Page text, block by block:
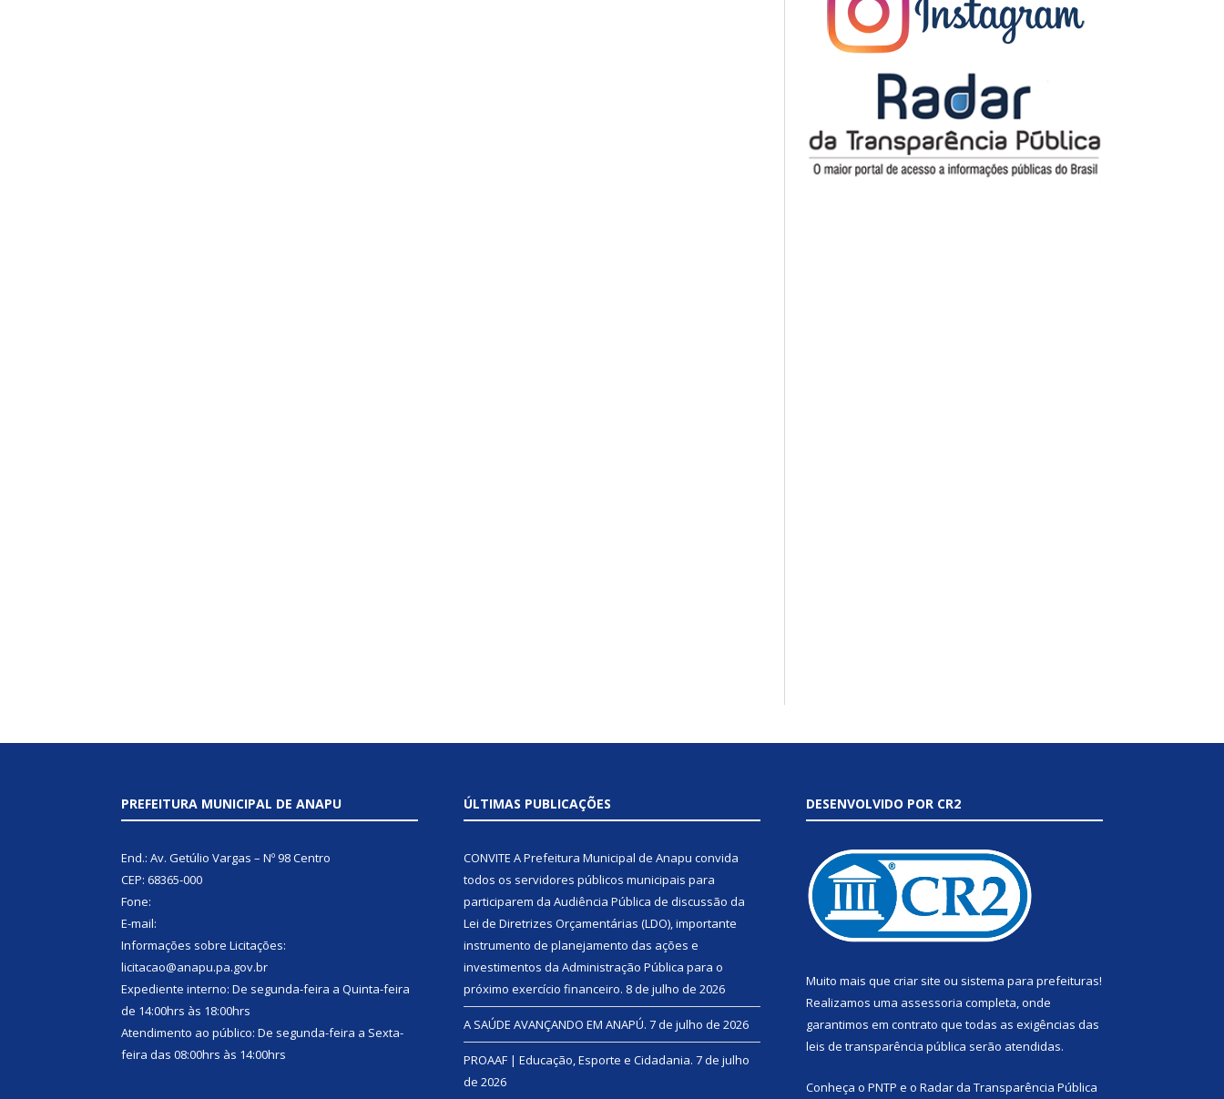
PREFEITURA MUNICIPAL DE ANAPU
End.: Av. Getúlio Vargas – Nº 98 Centro
CEP: 68365-000
Fone:
E-mail:
Informações sobre Licitações:
licitacao@anapu.pa.gov.br
Expediente interno: De segunda-feira a Quinta-feira
de 14:00hrs às 18:00hrs
Atendimento ao público: De segunda-feira a Sexta-
feira das 08:00hrs às 14:00hrs
ÚLTIMAS PUBLICAÇÕES
CONVITE A Prefeitura Municipal de Anapu convida
todos os servidores públicos municipais para
participarem da Audiência Pública de discussão da
Lei de Diretrizes Orçamentárias (LDO), importante
instrumento de planejamento das ações e
investimentos da Administração Pública para o
próximo exercício financeiro. 8 de julho de 2026
A SAÚDE AVANÇANDO EM ANAPÚ. 7 de julho de 2026
PROAAF | Educação, Esporte e Cidadania. 7 de julho
de 2026
DESENVOLVIDO POR CR2
Muito mais que criar site ou sistema para prefeituras!
Realizamos uma assessoria completa, onde
garantimos em contrato que todas as exigências das
leis de transparência pública serão atendidas.
Conheça o PNTP e o Radar da Transparência Pública